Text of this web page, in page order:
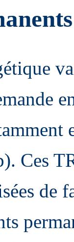
Ces
de